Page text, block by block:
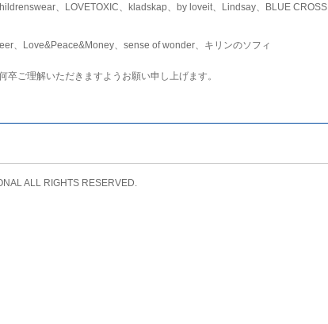
、LOVETOXIC、kladskap、by loveit、Lindsay、BLUE CROSS
、Love&Peace&Money、sense of wonder、キリンのソフィ
ご理解いただきますようお願い申し上げます。